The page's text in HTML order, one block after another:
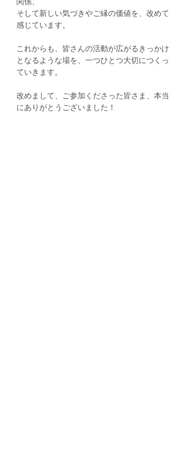
そして新しい気づきやご縁の価値を、改めて
感じています。
これからも、皆さんの活動が広がるきっかけ
となるような場を、一つひとつ大切につくっ
ていきます。
改めまして、ご参加くださった皆さま、本当
にありがとうございました！